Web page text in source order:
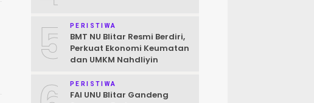
5 PERISTIWA
BMT NU Blitar Resmi Berdiri,
Perkuat Ekonomi Keumatan
dan UMKM Nahdliyin
PERISTIWA
FAI UNU Blitar Gandeng